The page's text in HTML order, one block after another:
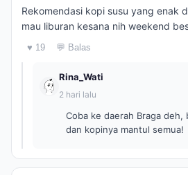
Rekomendasi kopi susu yang enak
mau liburan kesana nih weekend
♥ 19 💬 Balas
Rina_Wati
2 hari lalu
Coba ke daerah Braga
dan kopinya mantul semua!